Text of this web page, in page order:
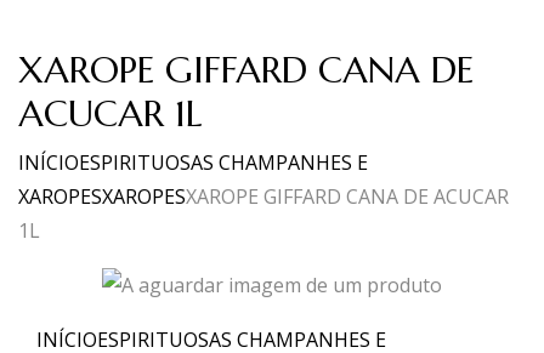
XAROPE GIFFARD CANA DE
ACUCAR 1L
INÍCIOESPIRITUOSAS CHAMPANHES E
XAROPESXAROPESXAROPE GIFFARD CANA DE ACUCAR
1L
INÍCIOESPIRITUOSAS CHAMPANHES E